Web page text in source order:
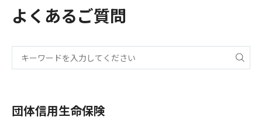
よくあるご質問
団体信用生命保険